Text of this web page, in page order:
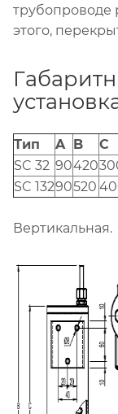
трубопроводе
этого,
Тип A B C
SC 32 90420
SC 13290520
Вертикальная.